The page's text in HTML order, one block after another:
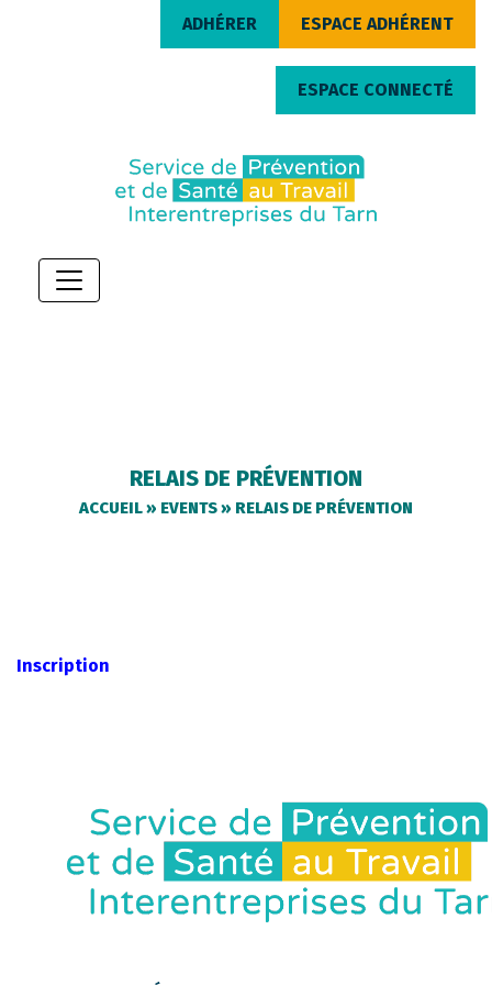
ADHÉRER ESPACE ADHÉRENT
ESPACE CONNECTÉ
RELAIS DE PRÉVENTION
ACCUEIL» EVENTS» RELAIS DE PRÉVENTION
Inscription